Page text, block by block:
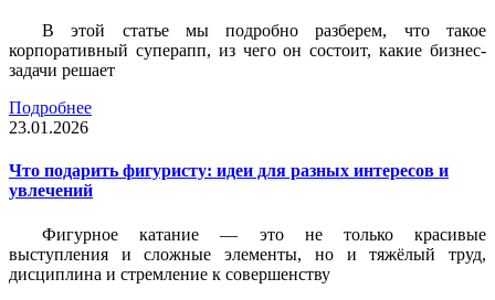
В этой статье мы подробно разберем, что такое
корпоративный суперапп, из чего он состоит, какие бизнес-
задачи решает
Подробнее
23.01.2026
Что подарить фигуристу: идеи для разных интересов и
увлечений
Фигурное катание — это не только красивые
выступления и сложные элементы, но и тяжёлый труд,
дисциплина и стремление к совершенству